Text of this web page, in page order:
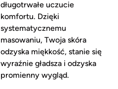
długotrwałe uczucie
komfortu. Dzięki
systematycznemu
masowaniu, Twoja skóra
odzyska miękkość, stanie się
wyraźnie gładsza i odzyska
promienny wygląd.